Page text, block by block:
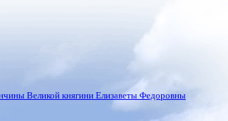
Великой княгини Елизаветы Федоровны